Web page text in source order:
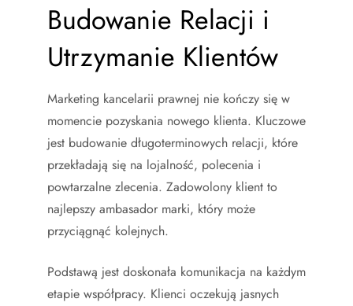
Budowanie Relacji i
Utrzymanie Klientów
Marketing kancelarii prawnej nie kończy się w
momencie pozyskania nowego klienta. Kluczowe
jest budowanie długoterminowych relacji, które
przekładają się na lojalność, polecenia i
powtarzalne zlecenia. Zadowolony klient to
najlepszy ambasador marki, który może
przyciągnąć kolejnych.
Podstawą jest doskonała komunikacja na każdym
etapie współpracy. Klienci oczekują jasnych